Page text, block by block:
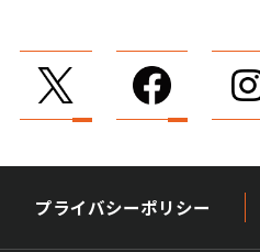
プライバシーポリシー